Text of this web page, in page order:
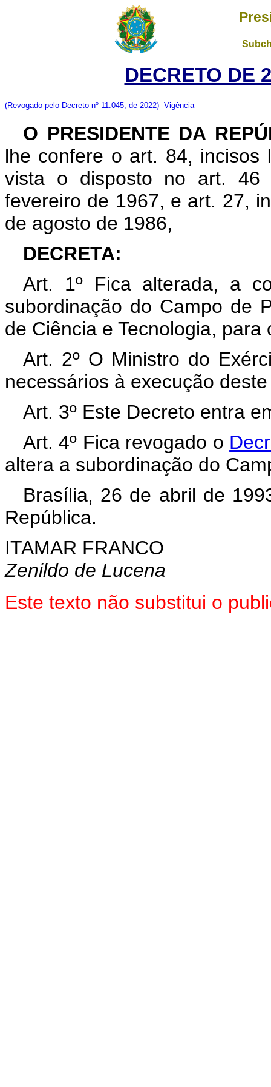
DECRETO DE
(Revogado pelo Decreto nº 11.045, de 2022) Vigência
O PRESIDENTE DA
lhe confere o art. 84,
vista o disposto no art. 46
fevereiro de 1967, e art. 27,
de agosto de 1986,
DECRETA:
Art. 1º Fica alterada, a
subordinação do Campo de
de Ciência e Tecnologia,
Art. 2º O Ministro do
necessários à execução
Art. 3º Este Decreto entra
Art. 4º Fica revogado o
altera a subordinação do
Brasília, 26 de abril de
República.
ITAMAR FRANCO
Zenildo de Lucena
Este texto não substitui o